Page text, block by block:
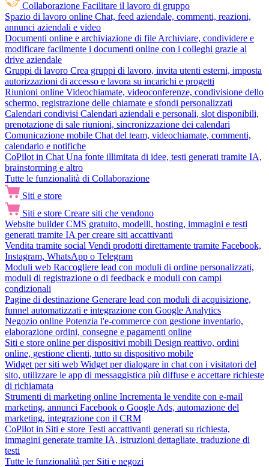
Collaborazione Facilitare il lavoro di gruppo
Spazio di lavoro online Chat, feed aziendale, commenti, reazioni,
annunci aziendali e video
Documenti online e archiviazione di file Archiviare, condividere e
modificare facilmente i documenti online con i colleghi grazie al
drive aziendale
Gruppi di lavoro Crea gruppi di lavoro, invita utenti esterni, imposta
autorizzazioni di accesso e lavora su incarichi e progetti
Riunioni online Videochiamate, videoconferenze, condivisione dello
schermo, registrazione delle chiamate e sfondi personalizzati
Calendari condivisi Calendari aziendali e personali, slot disponibili,
prenotazione di sale riunioni, sincronizzazione dei calendari
Comunicazione mobile Chat del team, videochiamate, commenti,
calendario e notifiche
CoPilot in Chat Una fonte illimitata di idee, testi generati tramite IA,
brainstorming e altro
Tutte le funzionalità di Collaborazione
Siti e store
Siti e store Creare siti che vendono
Website builder CMS gratuito, modelli, hosting, immagini e testi
generati tramite IA per creare siti accattivanti
Vendita tramite social Vendi prodotti direttamente tramite Facebook,
Instagram, WhatsApp o Telegram
Moduli web Raccogliere lead con moduli di ordine personalizzati,
moduli di registrazione o di feedback e moduli con campi
condizionali
Pagine di destinazione Generare lead con moduli di acquisizione,
funnel automatizzati e integrazione con Google Analytics
Negozio online Potenzia l'e-commerce con gestione inventario,
elaborazione ordini, consegne e pagamenti online
Siti e store online per dispositivi mobili Design reattivo, ordini
online, gestione clienti, tutto su dispositivo mobile
Widget per siti web Widget per dialogare in chat con i visitatori del
sito, utilizzare le app di messaggistica più diffuse e accettare richieste
di richiamata
Strumenti di marketing online Incrementa le vendite con e-mail
marketing, annunci Facebook o Google Ads, automazione del
marketing, integrazione con il CRM
CoPilot in Siti e store Testi accattivanti generati su richiesta,
immagini generate tramite IA, istruzioni dettagliate, traduzione di
testi
Tutte le funzionalità per Siti e negozi